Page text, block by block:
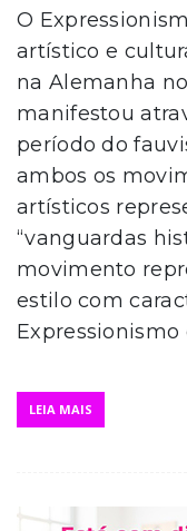
O
artístico e
na Alemanha
manifestou
período do
ambos os
artísticos
“vanguardas
movimento
estilo com
Expressionismo
LEIA MAIS